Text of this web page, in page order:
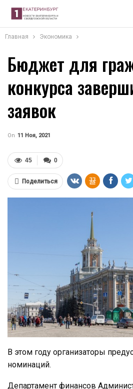
Главная Экономика
Бюджет для
конкурса
заявок
On 11 Ноя, 2021
0
45
Поделиться
В этом году организаторы
номинаций.
Департамент финансов